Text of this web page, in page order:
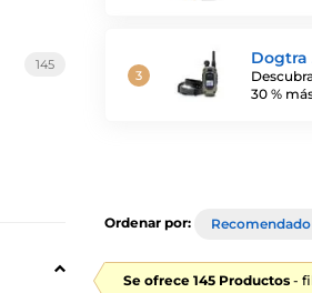
Dogtra
30 %
145
Ordenar por: Recomendado
Se ofrece 145 Productos -